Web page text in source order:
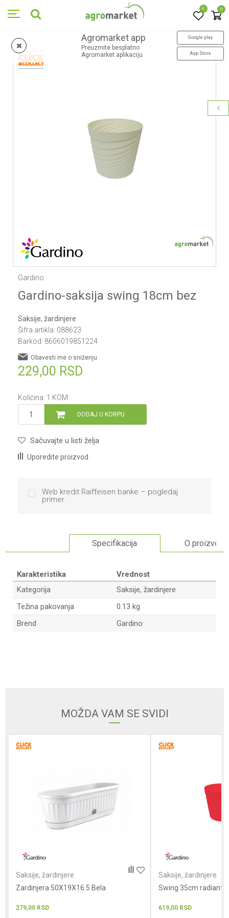
0 0
Agromarket app
Preuzmite besplatno
Agromarket aplikaciju
Google play
App Store
Gardino
Gardino-saksija swing 18cm bez
Saksije, žardinjere
Šifra artikla: 088623
Barkod: 8606019851224
229,00 RSD
Obavesti me o sniženju
Količina: 1 KOM
DODAJ U KORPU
Sačuvajte u listi želja
Uporedite proizvod
Web kredit Raiffeisen banke – pogledaj
primer
Specifikacija O proizvodu
Karakteristika
Vrednost
Kategorija
Saksije, žardinjere
Težina pakovanja
0.13 kg
Brend
Gardino
Poruka
MOŽDA VAM SE SVIDI
Saksije, žardinjere
Zardinjera 50X19X16.5 Bela
279,00 RSD
Saksije, žardinjere
Swing 35cm radiant
619,00 RSD